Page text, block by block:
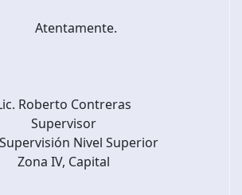
Roberto Contreras
Supervisor
Nivel Superior
Zona IV, Capital